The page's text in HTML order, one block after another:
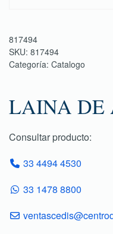
817494
SKU: 817494
Categoría: Catalogo
LAINA DE
Consultar producto:
33 4494 4530
33 1478 8800